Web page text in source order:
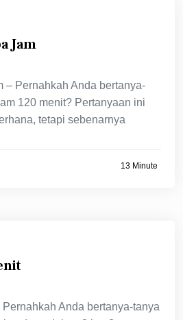
Jam
– Pernahkah Anda bertanya-
120 menit? Pertanyaan ini
tetapi sebenarnya
13 Minute
Anda bertanya-tanya